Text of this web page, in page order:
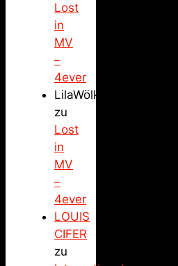
Lost
in
MV
–
4ever
LilaWölkchen
zu
Lost
in
MV
–
4ever
LOUIS
CIFER
zu